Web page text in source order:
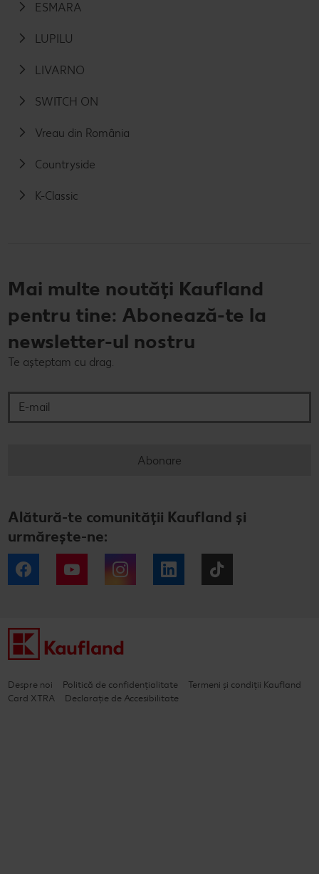
ESMARA
LUPILU
LIVARNO
SWITCH ON
Vreau din România
Countryside
K-Classic
Mai multe noutăți Kaufland
pentru tine: Abonează-te la
newsletter-ul nostru
Te așteptam cu drag.
Abonare
Alătură-te comunității Kaufland și
urmărește-ne:
Facebook YouTube Instagram LinkedIn
Despre noi Politică de confidențialitate
Termeni și condiții Kaufland
Card XTRA
Declarație de Accesibilitate